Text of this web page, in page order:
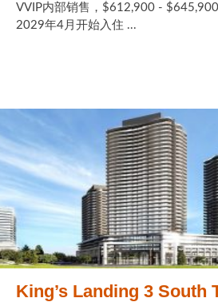
VVIP内部销售，$612,900 - $645,900
2029年4月开始入住 ...
King’s Landing 3 South